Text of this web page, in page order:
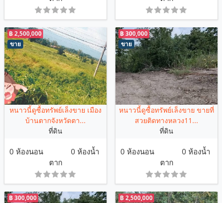
ขาย
฿ 2,500,000
หนาวนี้ดูซื้อทรัพย์เล็งขาย เมือง
บ้านตากจังหวัดตา...
ที่ดิน
0 ห้องนอน
0 ห้องน้ำ
ตาก
ขาย
฿ 300,000
หนาวนี้ดูซื้อทรัพย์เล็งขาย ขายที่
สวยติดทางหลวง11...
ที่ดิน
0 ห้องนอน
0 ห้องน้ำ
ตาก
฿ 300,000 ฿ 2,500,000